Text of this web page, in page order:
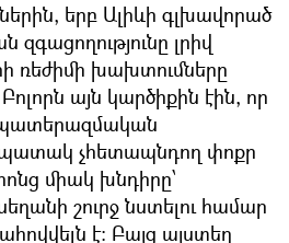
երբ Ալիևի գլխավորած
զգացողությունը լրիվ
ռեժիմի խախտումները
այն կարծիքին էին, որ
պատերազմական
նպատակ չհետապնդող փոքր
միակ խնդիրը՝
շուրջ նստելու համար
է: Բայց այստեղ